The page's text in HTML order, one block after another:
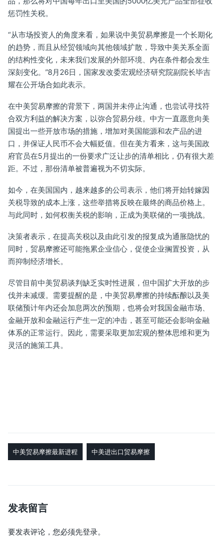
惩罚性关税。
“从市场投资人的角度来看，如果说中美贸易摩擦是一个长期化
的趋势，而且从经贸领域向其他领域扩散，导致中美关系全面
的结构性变化，未来我们发展的外部环境、内在条件都会发生
深刻变化。”8月26日，国家发改委宏观经济研究院副院长毕吉
耀在公开场合如此表示。
在中美贸易摩擦的背景下，两国并未停止沟通，也尝试寻找符
合双方利益的解决方案，以弥合贸易分歧。中方一直愿意向美
国提出一些开放市场的措施，增加对美国能源和农产品的进
口，并保证人民币不会大幅贬值。但在美方看来，这与美国政
府官员在5月提出的一份要求广泛让步的清单相比，仍有很大差
距。不过，那份清单被普遍视为不切实际。
如今，在美国国内，越来越多的公司表示，他们将开始转嫁因
关税导致的成本上涨，这些举措将反映在最终的商品价格上。
与此同时，如何权衡关税的影响，正成为美联储的一项挑战。
决策者表示，在提高关税以及由此引发的报复成为通胀隐忧的
同时，贸易摩擦还可能拖累企业信心，促使企业搁置投资，从
而抑制经济增长。
尽管目前中美贸易谈判缺乏实时性进展，但中国扩大开放的步
伐并未减缓。需要提醒的是，中美贸易摩擦的持续酝酿以及美
联储预计年内还会加息两次的预期，也将会对我国金融市场、
金融开放和金融运行产生一定的冲击，甚至可能还会影响金融
体系的正常运行。因此，需要采取更加宏观的整体思维和更为
灵活的施策工具。
中美贸易摩擦最新进程 中美进出口贸易摩擦
发表留言
要发表评论，您必须先登录。